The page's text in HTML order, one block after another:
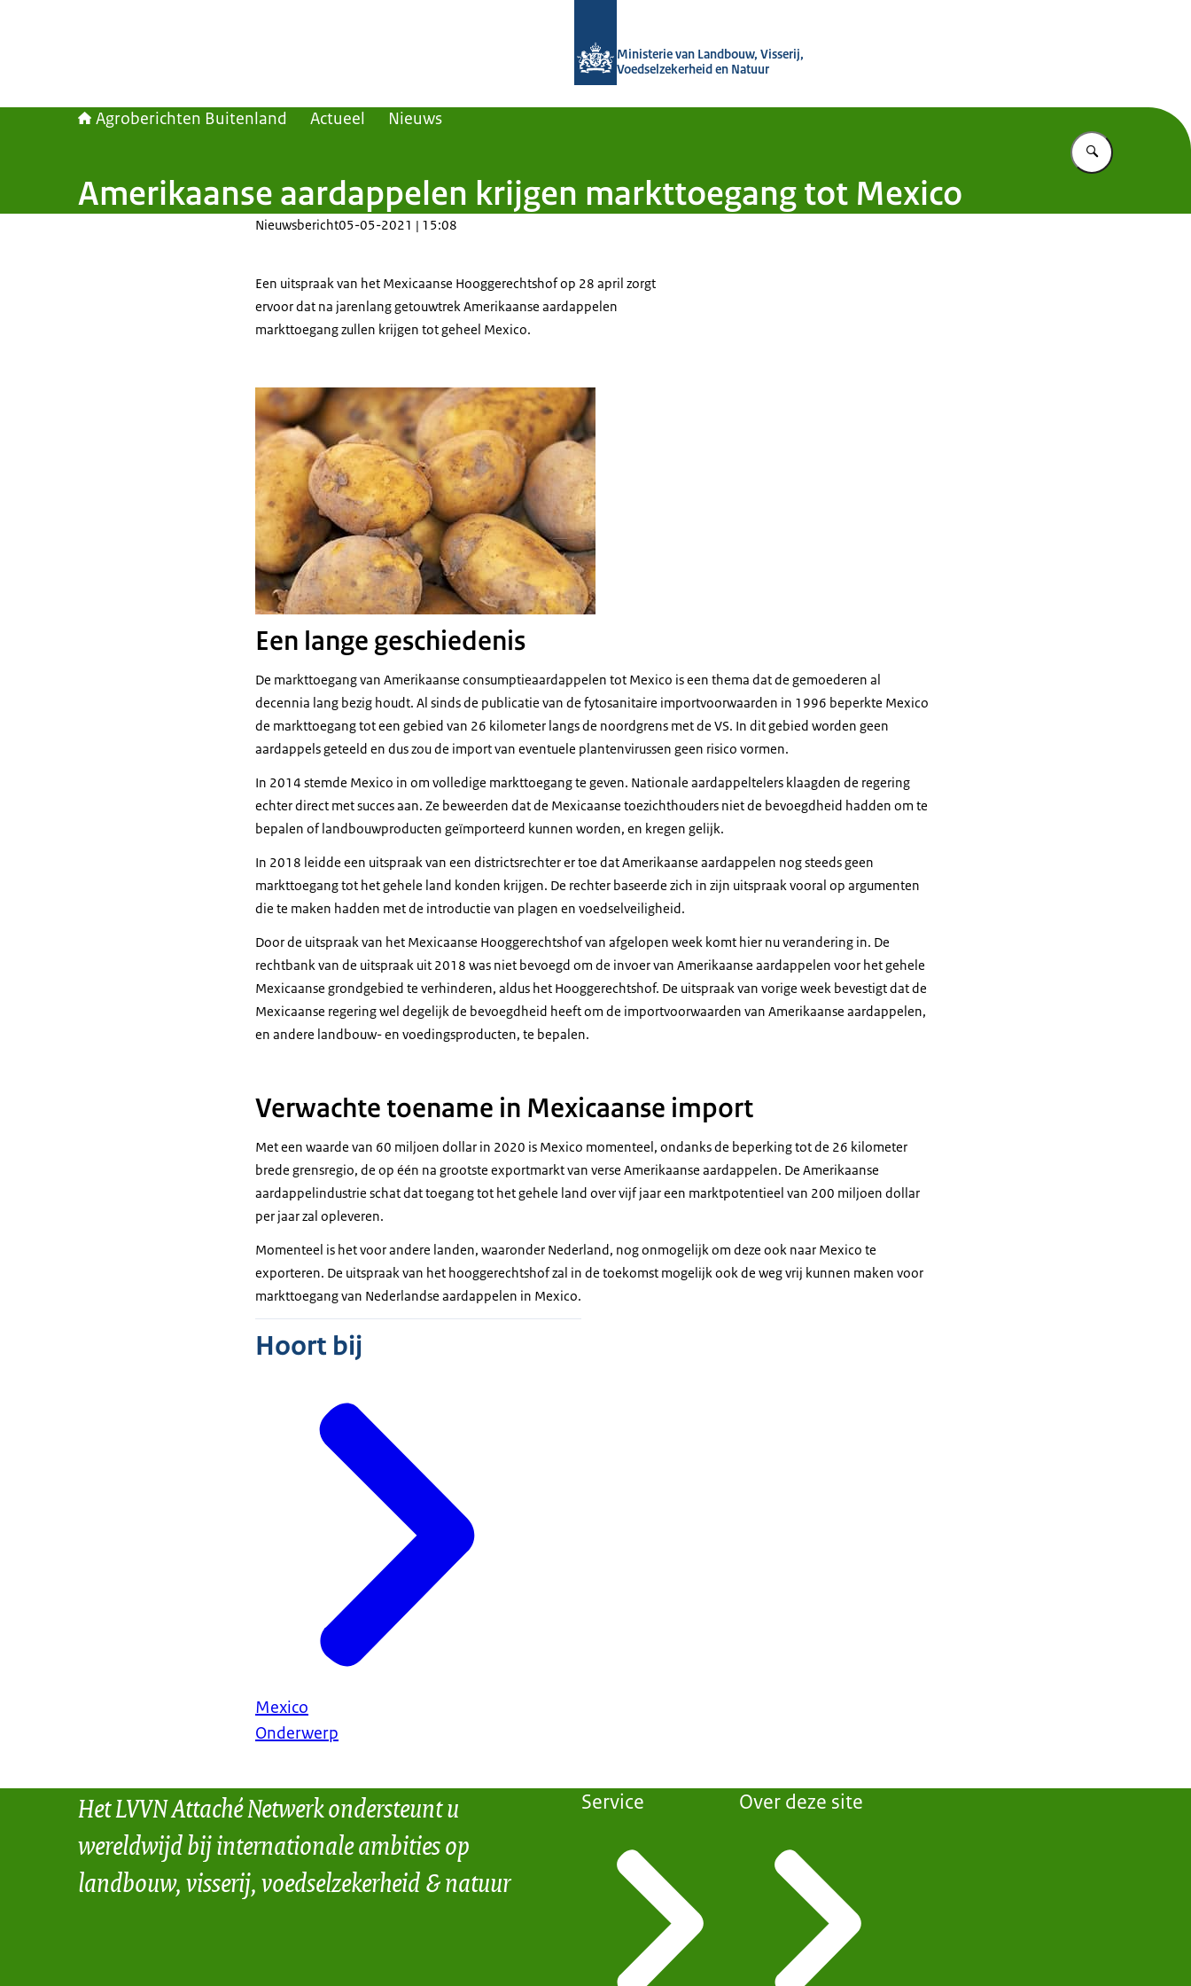
Ministerie van Landbouw, Visserij,
Voedselzekerheid en Natuur
Agroberichten Buitenland Actueel Nieuws
Vul in wat u
Amerikaanse aardappelen krijgen markttoegang tot Mexico
Nieuwsbericht05-05-2021 | 15:08
Een uitspraak van het Mexicaanse Hooggerechtshof op 28 april zorgt
ervoor dat na jarenlang getouwtrek Amerikaanse aardappelen
markttoegang zullen krijgen tot geheel Mexico.
Een lange geschiedenis
De markttoegang van Amerikaanse consumptieaardappelen tot Mexico is een thema dat de gemoederen al
decennia lang bezig houdt. Al sinds de publicatie van de fytosanitaire importvoorwaarden in 1996 beperkte Mexico
de markttoegang tot een gebied van 26 kilometer langs de noordgrens met de VS. In dit gebied worden geen
aardappels geteeld en dus zou de import van eventuele plantenvirussen geen risico vormen.
In 2014 stemde Mexico in om volledige markttoegang te geven. Nationale aardappeltelers klaagden de regering
echter direct met succes aan. Ze beweerden dat de Mexicaanse toezichthouders niet de bevoegdheid hadden om te
bepalen of landbouwproducten geïmporteerd kunnen worden, en kregen gelijk.
In 2018 leidde een uitspraak van een districtsrechter er toe dat Amerikaanse aardappelen nog steeds geen
markttoegang tot het gehele land konden krijgen. De rechter baseerde zich in zijn uitspraak vooral op argumenten
die te maken hadden met de introductie van plagen en voedselveiligheid.
Door de uitspraak van het Mexicaanse Hooggerechtshof van afgelopen week komt hier nu verandering in. De
rechtbank van de uitspraak uit 2018 was niet bevoegd om de invoer van Amerikaanse aardappelen voor het gehele
Mexicaanse grondgebied te verhinderen, aldus het Hooggerechtshof. De uitspraak van vorige week bevestigt dat de
Mexicaanse regering wel degelijk de bevoegdheid heeft om de importvoorwaarden van Amerikaanse aardappelen,
en andere landbouw- en voedingsproducten, te bepalen.
Verwachte toename in Mexicaanse import
Met een waarde van 60 miljoen dollar in 2020 is Mexico momenteel, ondanks de beperking tot de 26 kilometer
brede grensregio, de op één na grootste exportmarkt van verse Amerikaanse aardappelen. De Amerikaanse
aardappelindustrie schat dat toegang tot het gehele land over vijf jaar een marktpotentieel van 200 miljoen dollar
per jaar zal opleveren.
Momenteel is het voor andere landen, waaronder Nederland, nog onmogelijk om deze ook naar Mexico te
exporteren. De uitspraak van het hooggerechtshof zal in de toekomst mogelijk ook de weg vrij kunnen maken voor
markttoegang van Nederlandse aardappelen in Mexico.
Hoort bij
Mexico
Onderwerp
Het LVVN Attaché Netwerk ondersteunt u
wereldwijd bij internationale ambities op
landbouw, visserij, voedselzekerheid & natuur
Service Over deze site